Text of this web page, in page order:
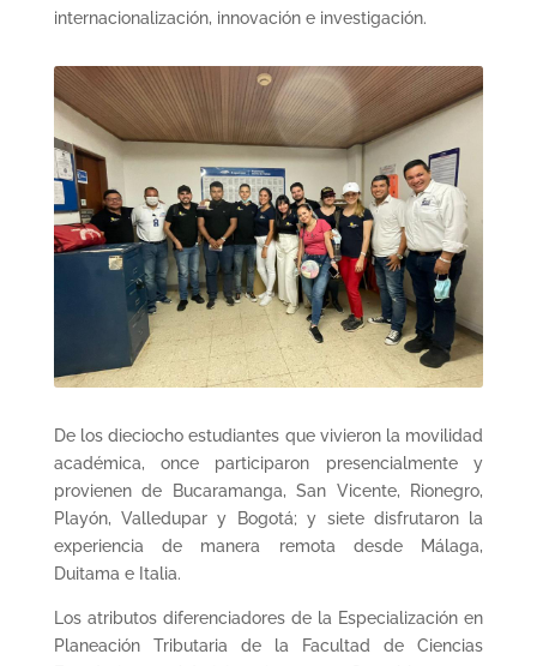
internacionalización, innovación e investigación.
De los dieciocho estudiantes que vivieron la movilidad
académica, once participaron presencialmente y
provienen de Bucaramanga, San Vicente, Rionegro,
Playón, Valledupar y Bogotá; y siete disfrutaron la
experiencia de manera remota desde Málaga,
Duitama e Italia.
Los atributos diferenciadores de la Especialización en
Planeación Tributaria de la Facultad de Ciencias